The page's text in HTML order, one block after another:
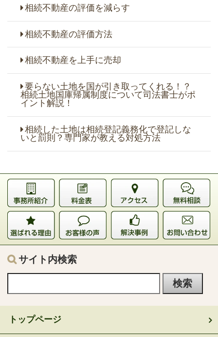
相続不動産の評価を減らす
相続不動産の評価方法
相続不動産を上手に売却
要らない土地を国が引き取ってくれる！？
相続土地国庫帰属制度について司法書士がポ
イント解説！
相続した土地は相続登記義務化で登記しな
いと罰則？専門家が教える対処方法
サイト内検索
トップページ